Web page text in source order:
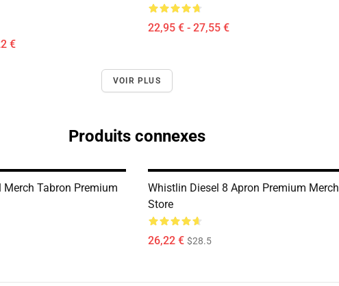
€
22,95 € - 27,55 €
VOIR PLUS
Produits connexes
Tabron Premium
Whistlin Diesel 8 Apron Premium Merch
Store
26,22 € $28.5